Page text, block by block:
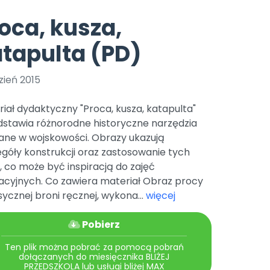
Archiwalne numery
Pomoc
Nowości
Zapowiedzi
Promocje
czerwca 2024 r. uzyskała
r. Nr decyzji:
Online.
Bliżej Pieska
Pomoc zwierzętom
Książka (dla) Przedszkolaka
Promowanie czytelnictwa
TikTok
Zobacz nas na TikToku
YouTube
kusza,
(PD)
2015
dydaktyczny "Proca, kusza, katapulta"
różnorodne historyczne narzędzia
w wojskowości. Obrazy ukazują
konstrukcji oraz zastosowanie tych
co może być inspiracją do zajęć
Co zawiera materiał Obraz procy
broni ręcznej, wykona... więcej
Pobierz
Ten plik można pobrać za pomocą pobrań
dołączanych do miesięcznika BLIŻEJ
PRZEDSZKOLA lub usługi bliżej MAX